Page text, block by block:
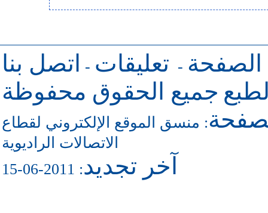
الصفحة - تعليقات -
اتصل بنا
جميع الحقوق محفوظة
: منسق الموقع الإلكتروني لقطاع
الاتصالات الراديوية
آخر تجديد: 2011-06-15